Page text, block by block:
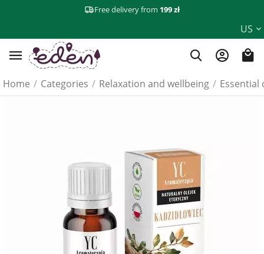
Free delivery from 199 zł
US
Home / Categories / Relaxation and wellbeing / Essential